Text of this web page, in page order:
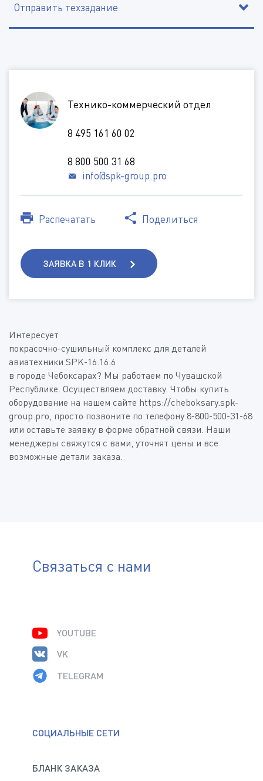
*
Тип кабины
Вид топлива
(Доступные типы файлов: doc, gif, jpg, mpg, pdf, png, txt, zip)
Отправить техзадание
Дополнительная информация
(Доступные типы файлов: doc, gif, jpg, mpg, pdf, png, txt, zip)
Нажимая на кнопку «Отправить», я даю своё согласиена обработку
персональных данных
Технико-коммерческий отдел
8 495 161 60 02
8 800 500 31 68
info@spk-group.pro
Распечатать Поделиться
ЗАЯВКА В 1 КЛИК
Интересует
Покрасочно-сушильный комплекс для деталей
авиатехники SPK-16.16.6
в городе Чебоксарах? Мы работаем по Чувашской
Республике. Осуществляем доставку. Чтобы купить
оборудование на нашем сайте https://cheboksary.spk-
group.pro, просто позвоните по телефону 8-800-500-31-68
или оставьте заявку в форме обратной связи. Наши
менеджеры свяжутся с вами, уточнят цены и все
возможные детали заказа.
Связаться с нами
СОЦИАЛЬНЫЕ СЕТИ
БЛАНК ЗАКАЗА
YOUTUBE
VK
TELEGRAM